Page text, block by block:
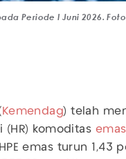
Periode I Juni 2026.
Kemendag) telah
(HR) komoditas emas
emas turun 1,43